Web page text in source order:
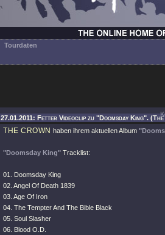
Tourdaten
27.01.2011: Fetter Videoclip zu "Doomsday King".
THE CROWN haben ihrem aktuellen Album
"Doomsday King" Tracklist:
01. Doomsday King
02. Angel Of Death 1839
03. Age Of Iron
04. The Tempter And The Bible Black
05. Soul Slasher
06. Blood O.D.